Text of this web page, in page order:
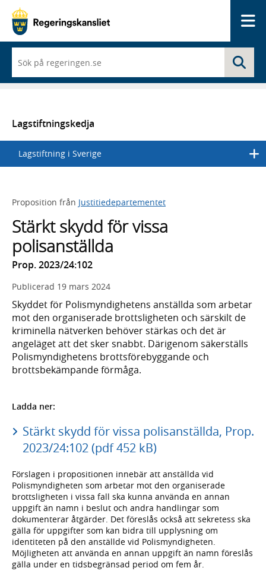
du
börjar
skriva
en
lista
med
sökförslag
Lagstiftningskedja
Lagstiftning i Sverige
Proposition från Justitiedepartementet
Stärkt skydd för vissa
polisanställda
Prop. 2023/24:102
Publicerad 19 mars 2024
Skyddet för Polismyndighetens anställda som arbetar
mot den organiserade brottsligheten och särskilt de
kriminella nätverken behöver stärkas och det är
angeläget att det sker snabbt. Därigenom säkerställs
Polismyndighetens brottsförebyggande och
brottsbekämpande förmåga.
Ladda ner:
Stärkt skydd för vissa polisanställda, Prop.
2023/24:102 (pdf 452 kB)
Förslagen i propositionen innebär att anställda vid
Polismyndigheten som arbetar mot den organiserade
brottsligheten i vissa fall ska kunna använda en annan
uppgift än namn i beslut och andra handlingar som
dokumenterar åtgärder. Det föreslås också att sekretess ska
gälla för uppgifter som kan bidra till upplysning om
identiteten på den anställde vid Polismyndigheten.
Möjligheten att använda en annan uppgift än namn föreslås
gälla under en tidsbegränsad period om fem år.